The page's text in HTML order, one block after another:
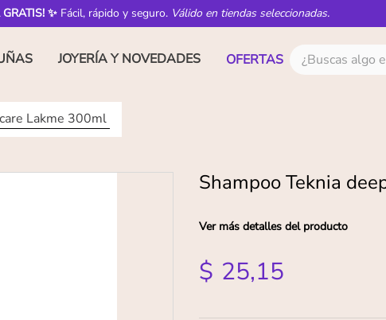
✨ Fácil, rápido y seguro. Válido en tiendas seleccionadas.
JOYERÍA Y NOVEDADES OFERTAS ¿Buscas algo en
Lakme 300ml
Shampoo Teknia
Ver más detalles del producto
$ 25,15